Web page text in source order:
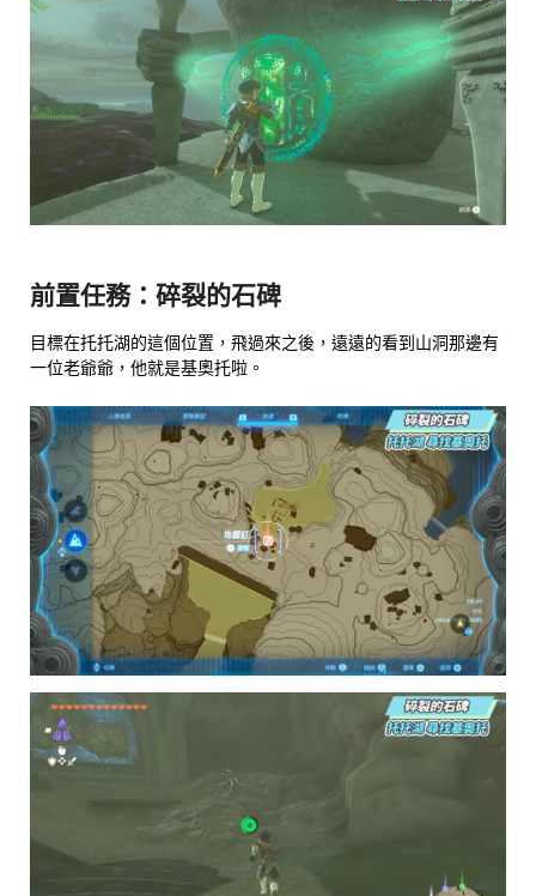
前置任務：碎裂的石碑
目標在托托湖的這個位置，飛過來之後，遠遠的看到山洞那邊有
一位老爺爺，他就是基奧托啦。